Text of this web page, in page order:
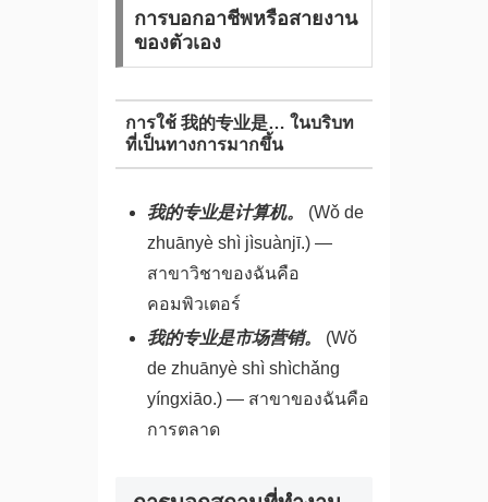
การบอกอาชีพหรือสายงาน
ของตัวเอง
การใช้ 我的专业是… ในบริบท
ที่เป็นทางการมากขึ้น
我的专业是计算机。
(Wǒ de
zhuānyè shì jìsuànjī.) —
สาขาวิชาของฉันคือ
คอมพิวเตอร์
我的专业是市场营销。
(Wǒ
de zhuānyè shì shìchǎng
yíngxiāo.) — สาขาของฉันคือ
การตลาด